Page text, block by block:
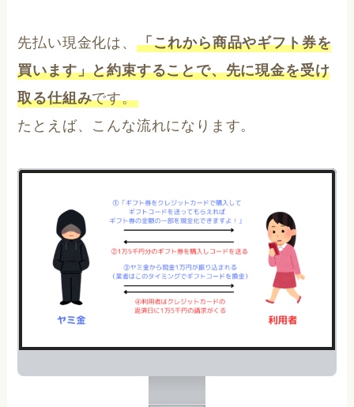
先払い現金化は、 「これから商品やギフト券を
買います」と約束することで、先に現金を受け
取る仕組みです。
たとえば、こんな流れになります。